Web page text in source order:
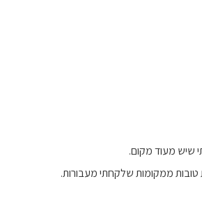
שיש מעוד מקום.
טובות ממקומות שלקחתי מעבורות.